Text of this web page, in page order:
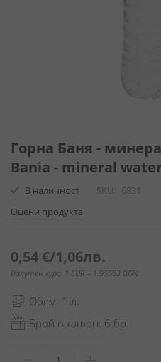
към
началото
на
галерия
снимки
Горна Баня -
Bania - mineral
В наличност SKU
6831
Оцени продукта
0,54 €/1,06лв.
Валутен курс: 1 EUR = 1.95583 BGN
Обем: 1 л.
Брой в кашон: 6 бр.